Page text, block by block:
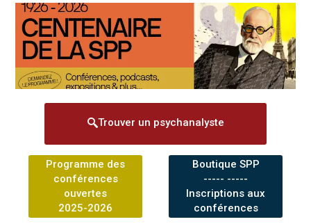
Trouver un psychanalyste
Programme des
conférences
ouvertes
2025-2026
Boutique SPP
----- -----
Inscriptions aux
conférences